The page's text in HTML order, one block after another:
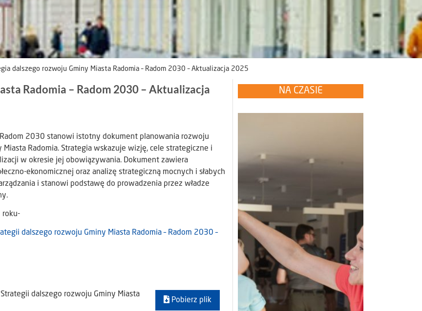
dalszego rozwoju Gminy Miasta Radomia – Radom 2030 – Aktualizacja 2025
Radomia – Radom 2030 – Aktualizacja
2030 stanowi istotny dokument planowania rozwoju
Radomia. Strategia wskazuje wizję, cele strategiczne i
w okresie jej obowiązywania. Dokument zawiera
ekonomicznej oraz analizę strategiczną mocnych i słabych
i stanowi podstawę do prowadzenia przez władze
roku-
dalszego rozwoju Gminy Miasta Radomia – Radom 2030 –
dalszego rozwoju Gminy Miasta
Pobierz plik
NA CZASIE